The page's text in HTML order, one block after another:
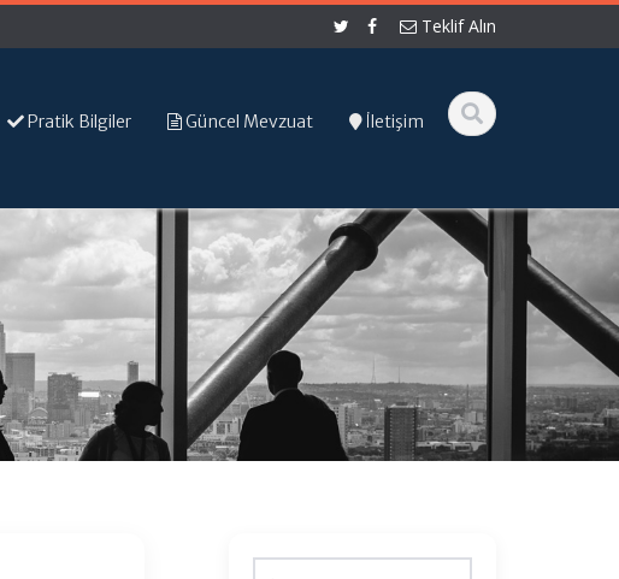
Teklif Alın
Pratik Bilgiler Güncel Mevzuat İletişim